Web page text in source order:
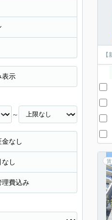
表示
～
なし
し
理費込み